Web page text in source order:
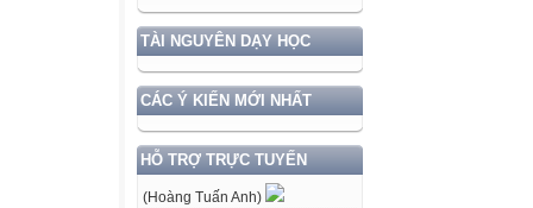
TÀI NGUYÊN DẠY HỌC
CÁC Ý KIẾN MỚI NHẤT
HỖ TRỢ TRỰC TUYẾN
(Hoàng Tuấn Anh)